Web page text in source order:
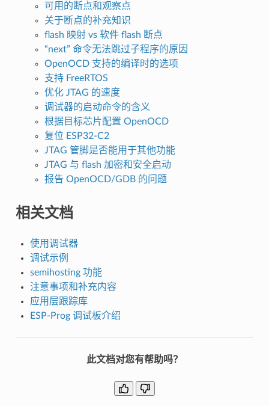
可用的断点和观察点
关于断点的补充知识
flash 映射 vs 软件 flash 断点
“next” 命令无法跳过子程序的原因
OpenOCD 支持的编译时的选项
支持 FreeRTOS
优化 JTAG 的速度
调试器的启动命令的含义
根据目标芯片配置 OpenOCD
复位 ESP32-C2
JTAG 管脚是否能用于其他功能
JTAG 与 flash 加密和安全启动
报告 OpenOCD/GDB 的问题
相关文档
使用调试器
调试示例
semihosting 功能
注意事项和补充内容
应用层跟踪库
ESP-Prog 调试板介绍
此文档对您有帮助吗？